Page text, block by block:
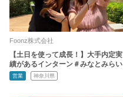
Foonz株式会社
【土日を使って成長！】大手内定実
績があるインターン＃みなとみらい
営業 神奈川県